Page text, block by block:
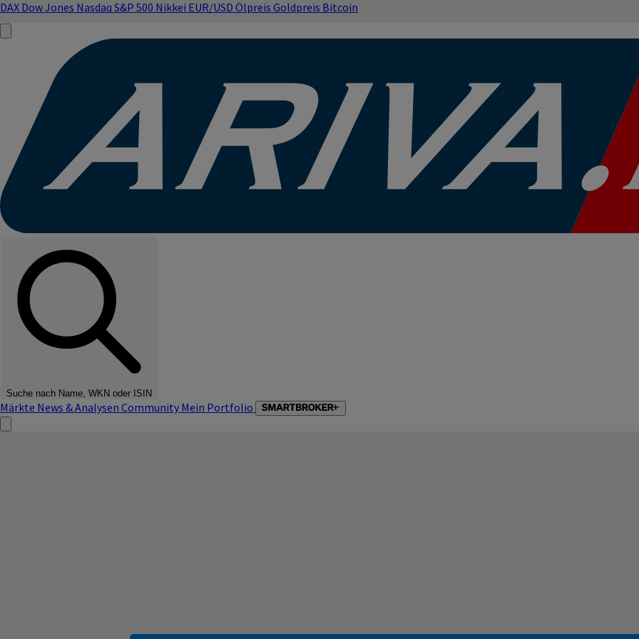
DAX Dow Jones Nasdaq S&P 500 Nikkei EUR/USD Ölpreis Goldpreis Bitcoin
Suche nach Name, WKN oder ISIN
Märkte News & Analysen Community Mein Portfolio